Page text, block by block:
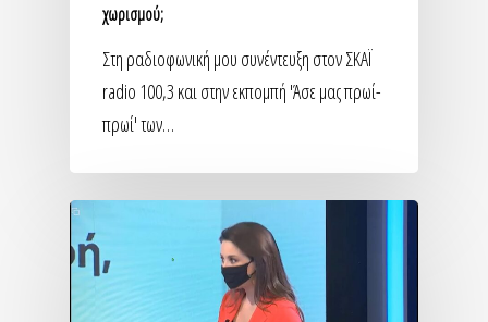
χωρισμού;
Στη ραδιοφωνική μου συνέντευξη στον ΣΚΑΪ
radio 100,3 και στην εκπομπή 'Άσε μας πρωί-
πρωί' των…